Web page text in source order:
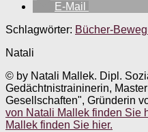
E-Mail
Schlagwörter: Bücher-
Natali
© by Natali Mallek. Dipl.
Gedächtnistraininerin,
Gesellschaften", Gründerin
von Natali Mallek finden Sie
Mallek finden Sie hier.